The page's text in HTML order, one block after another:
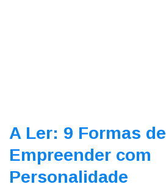
A Ler: 9 Formas de
Empreender com
Personalidade